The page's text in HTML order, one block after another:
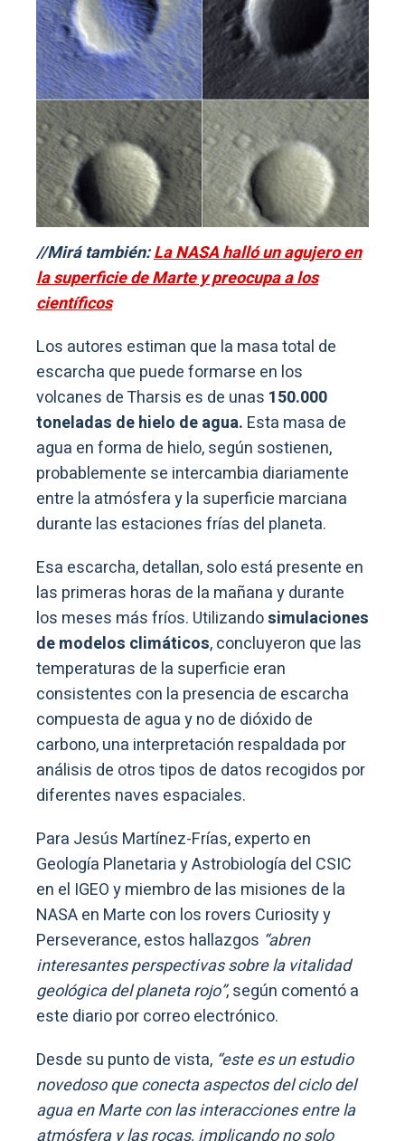
//Mirá también:La NASA halló un agujero en
la superficie de Marte y preocupa a los
científicos
Los autores estiman que la masa total de
escarcha que puede formarse en los
volcanes de Tharsis es de unas 150.000
toneladas de hielo de agua. Esta masa de
agua en forma de hielo, según sostienen,
probablemente se intercambia diariamente
entre la atmósfera y la superficie marciana
durante las estaciones frías del planeta.
Esa escarcha, detallan, solo está presente en
las primeras horas de la mañana y durante
los meses más fríos. Utilizandosimulaciones
de modelos climáticos, concluyeron que las
temperaturas de la superficie eran
consistentes con la presencia de escarcha
compuesta de agua y no de dióxido de
carbono, una interpretación respaldada por
análisis de otros tipos de datos recogidos por
diferentes naves espaciales.
Para Jesús Martínez-Frías, experto en
Geología Planetaria y Astrobiología del CSIC
en el IGEO y miembro de las misiones de la
NASA en Marte con los rovers Curiosity y
Perseverance, estos hallazgos “abren
interesantes perspectivas sobre la vitalidad
geológica del planeta rojo”, según comentó a
este diario por correo electrónico.
Desde su punto de vista, “este es un estudio
novedoso que conecta aspectos del ciclo del
agua en Marte con las interacciones entre la
atmósfera y las rocas, implicando no solo